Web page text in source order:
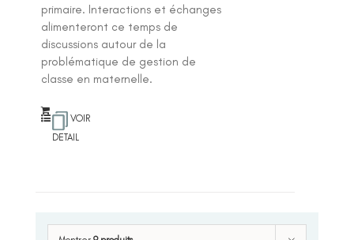
primaire. Interactions et échanges
alimenteront ce temps de
discussions autour de la
problématique de gestion de
classe en maternelle.
VOIR
DETAIL